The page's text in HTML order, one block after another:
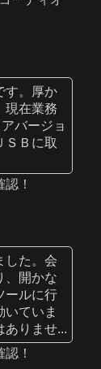
す。厚か
現在業務
バージョ
ＳＢに取
！
した。会
、開かな
ールに行
いていま
ありませ...
！